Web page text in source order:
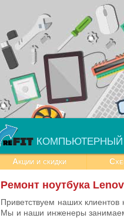
Акции и скидки
Ремонт ноутбука
Приветствуем наших
Мы и наши инженеры